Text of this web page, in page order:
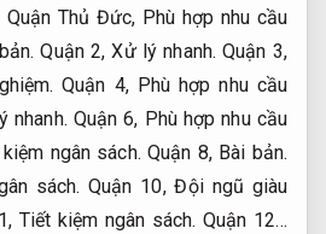
Quận Thủ Đức, Phù hợp nhu cầu
Quận 2,Xử lý nhanh. Quận 3,
Quận 4, Phù hợp nhu cầu
nhanh. Quận 6, Phù hợp nhu cầu
ngân sách. Quận 8, Bài bản.
sách. Quận 10,Đội ngũ giàu
Tiết kiệm ngân sách. Quận 12…